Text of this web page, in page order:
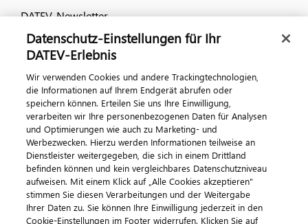
DATEV-Newsletter
Kontaktieren Sie uns
© 2026 DATEV eG
ImpressumDatenschutzAGB Kontakt
Cookie-Einstellungen
Datenschutz-Einstellungen für Ihr
DATEV-Erlebnis
Wir verwenden Cookies und andere Trackingtechnologien,
die Informationen auf Ihrem Endgerät abrufen oder
speichern können. Erteilen Sie uns Ihre Einwilligung,
verarbeiten wir Ihre personenbezogenen Daten für Analysen
und Optimierungen wie auch zu Marketing- und
Werbezwecken. Hierzu werden Informationen teilweise an
Dienstleister weitergegeben, die sich in einem Drittland
befinden können und kein vergleichbares Datenschutzniveau
aufweisen. Mit einem Klick auf „Alle Cookies akzeptieren"
stimmen Sie diesen Verarbeitungen und der Weitergabe
Ihrer Daten zu. Sie können Ihre Einwilligung jederzeit in den
Cookie-Einstellungen im Footer widerrufen. Klicken Sie auf